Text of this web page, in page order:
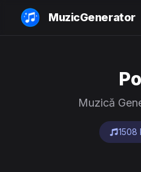
MuzicGenerator
Muzică
1508